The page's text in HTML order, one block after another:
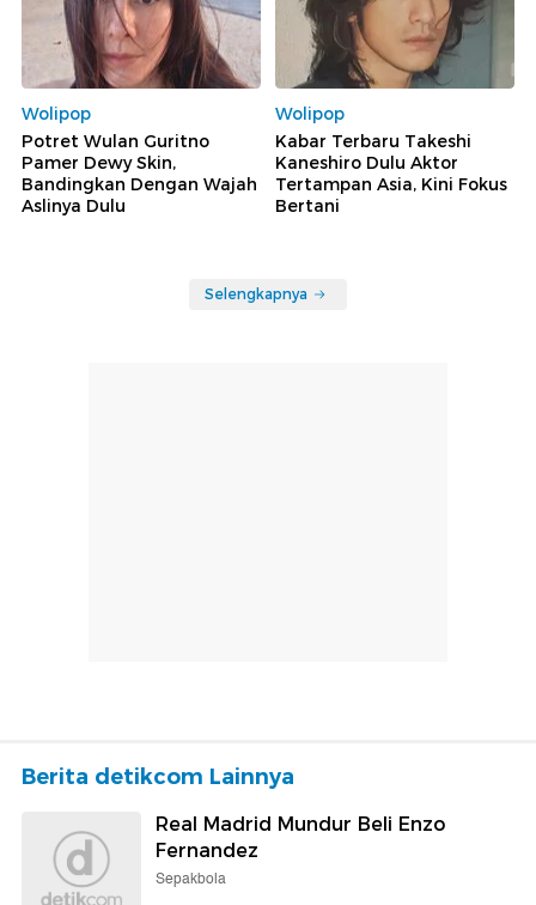
Wolipop
Potret Wulan Guritno
Pamer Dewy Skin,
Bandingkan Dengan Wajah
Aslinya Dulu
Wolipop
Kabar Terbaru Takeshi
Kaneshiro Dulu Aktor
Tertampan Asia, Kini Fokus
Bertani
Selengkapnya
Berita detikcom Lainnya
Real Madrid Mundur Beli Enzo
Fernandez
Sepakbola